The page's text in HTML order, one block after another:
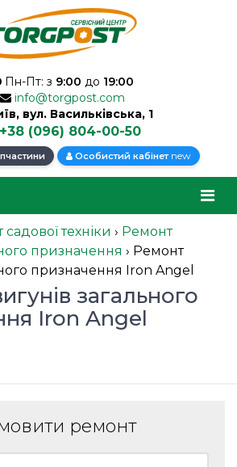
Пн-Пт: з 9:00 до 19:00
info@torgpost.com
вул. Васильківська, 1
+38 (096) 804-00-50
Особистий кабінет new
техніки › Ремонт
призначення › Ремонт
призначення Iron Angel
загального
Iron Angel
ремонт